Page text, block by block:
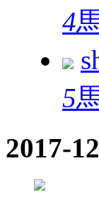
4
5
2017-